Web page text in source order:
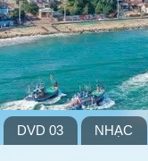
DVD 03 NHẠC